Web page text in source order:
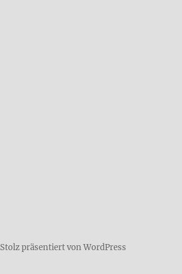
Stolz präsentiert von WordPress